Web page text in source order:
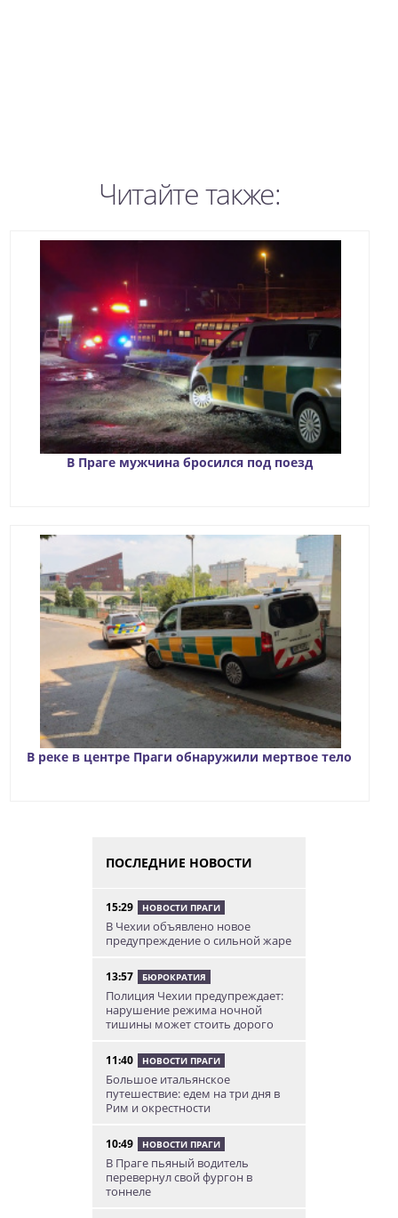
Читайте также:
В Праге мужчина бросился под поезд
В реке в центре Праги обнаружили мертвое тело
ПОСЛЕДНИЕ НОВОСТИ
15:29 НОВОСТИ ПРАГИ
В Чехии объявлено новое
предупреждение о сильной жаре
13:57 БЮРОКРАТИЯ
Полиция Чехии предупреждает:
нарушение режима ночной
тишины может стоить дорого
11:40 НОВОСТИ ПРАГИ
Большое итальянское
путешествие: едем на три дня в
Рим и окрестности
10:49 НОВОСТИ ПРАГИ
В Праге пьяный водитель
перевернул свой фургон в
тоннеле